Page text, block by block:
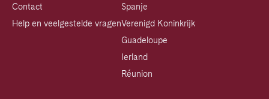
Contact
Help en veelgestelde vragen
Spanje
Verenigd Koninkrijk
Guadeloupe
Ierland
Réunion